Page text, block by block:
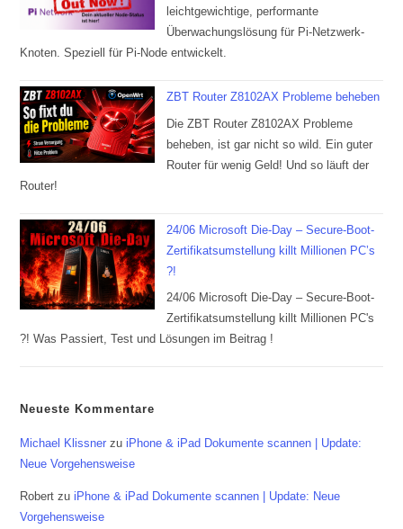
leichtgewichtige, performante
Überwachungslösung für Pi-Netzwerk-
Knoten. Speziell für Pi-Node entwickelt.
ZBT Router Z8102AX Probleme beheben
Die ZBT Router Z8102AX Probleme
beheben, ist gar nicht so wild. Ein guter
Router für wenig Geld! Und so läuft der
Router!
24/06 Microsoft Die-Day – Secure-Boot-
Zertifikatsumstellung killt Millionen PC’s
?!
24/06 Microsoft Die-Day – Secure-Boot-
Zertifikatsumstellung killt Millionen PC's
?! Was Passiert, Test und Lösungen im Beitrag !
Neueste Kommentare
Michael Klissner zuiPhone & iPad Dokumente scannen | Update:
Neue Vorgehensweise
Robert zuiPhone & iPad Dokumente scannen | Update: Neue
Vorgehensweise